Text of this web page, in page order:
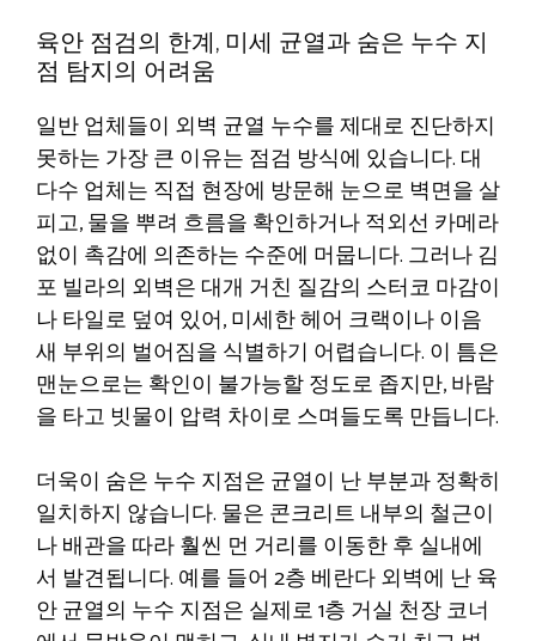
육안 점검의 한계, 미세 균열과 숨은 누수 지
점 탐지의 어려움
일반 업체들이 외벽 균열 누수를 제대로 진단하지
못하는 가장 큰 이유는 점검 방식에 있습니다. 대
다수 업체는 직접 현장에 방문해 눈으로 벽면을 살
피고, 물을 뿌려 흐름을 확인하거나 적외선 카메라
없이 촉감에 의존하는 수준에 머뭅니다. 그러나 김
포 빌라의 외벽은 대개 거친 질감의 스터코 마감이
나 타일로 덮여 있어, 미세한 헤어 크랙이나 이음
새 부위의 벌어짐을 식별하기 어렵습니다. 이 틈은
맨눈으로는 확인이 불가능할 정도로 좁지만, 바람
을 타고 빗물이 압력 차이로 스며들도록 만듭니다.
더욱이 숨은 누수 지점은 균열이 난 부분과 정확히
일치하지 않습니다. 물은 콘크리트 내부의 철근이
나 배관을 따라 훨씬 먼 거리를 이동한 후 실내에
서 발견됩니다. 예를 들어 2층 베란다 외벽에 난 육
안 균열의 누수 지점은 실제로 1층 거실 천장 코너